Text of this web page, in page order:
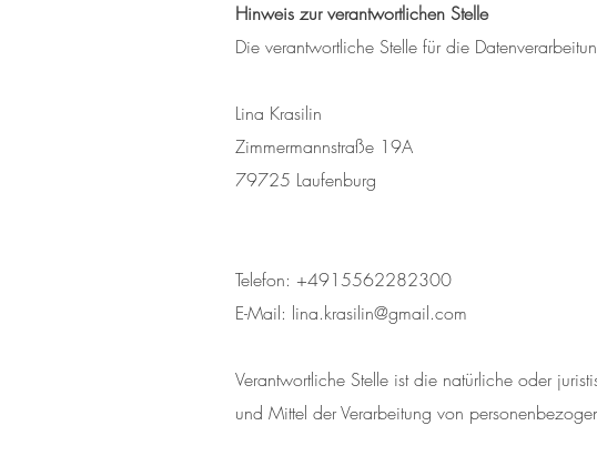
Hinweis zur verantwortlichen Stelle
Die verantwortliche Stelle für die
Lina Krasilin
Zimmermannstraße 19A
79725 Laufenburg
Telefon: +4915562282300
E-Mail: lina.krasilin@gmail.com
Verantwortliche Stelle ist die natürliche oder
und Mittel der Verarbeitung von